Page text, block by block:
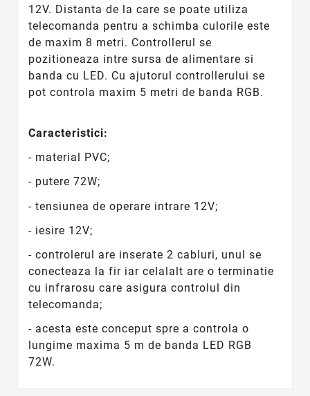
12V. Distanta de la care se poate utiliza
telecomanda pentru a schimba culorile este
de maxim 8 metri. Controllerul se
pozitioneaza intre sursa de alimentare si
banda cu LED. Cu ajutorul controllerului se
pot controla maxim 5 metri de banda RGB.
Caracteristici:
- material PVC;
- putere 72W;
- tensiunea de operare intrare 12V;
- iesire 12V;
- controlerul are inserate 2 cabluri, unul se
conecteaza la fir iar celalalt are o terminatie
cu infrarosu care asigura controlul din
telecomanda;
- acesta este conceput spre a controla o
lungime maxima 5 m de banda LED RGB
72W.